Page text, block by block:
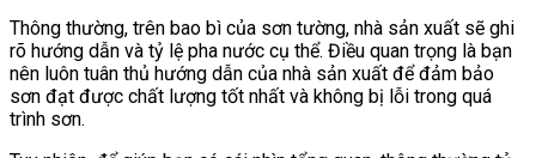
Thông thường, trên bao bì của sơn tường, nhà sản xuất sẽ ghi
rõ hướng dẫn và tỷ lệ pha nước cụ thể. Điều quan trọng là bạn
nên luôn tuân thủ hướng dẫn của nhà sản xuất để đảm bảo
sơn đạt được chất lượng tốt nhất và không bị lỗi trong quá
trình sơn.